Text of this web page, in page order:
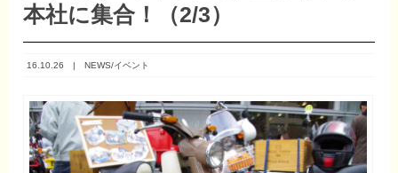
本社に集合！（2/3）
16.10.26 |NEWS/イベント